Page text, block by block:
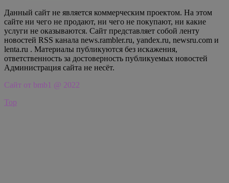
Данный сайт не является коммерческим проектом. На этом
сайте ни чего не продают, ни чего не покупают, ни какие
услуги не оказываются. Сайт представляет собой ленту
новостей RSS канала news.rambler.ru, yandex.ru, newsru.com и
lenta.ru . Материалы публикуются без искажения,
ответственность за достоверность публикуемых новостей
Администрация сайта не несёт.
Сайт от bmb1 @ 2022
Top